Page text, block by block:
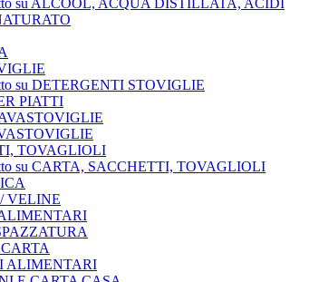
su ALCOOL, ACQUA DISTILLATA, ACIDI
su DETERGENTI STOVIGLIE
PIATTI
TOVAGLIOLI
su CARTA, SACCHETTI, TOVAGLIOLI
VELINE
ALIMENTARI